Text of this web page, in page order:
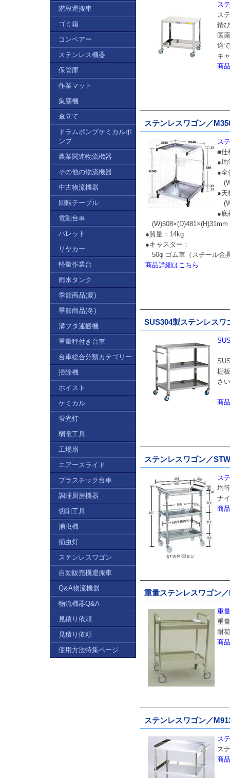
ス
ス
錆
医
適
キ
商
ステンレスワゴン／
ス
■仕
●均
●全
●天
●底
(W)508×(D)481×(H)31mm
●質量：14kg
●キャスター：
50φ ゴム車（スチール金
商品詳細はこちら
SUS304製ステンレスワ
棚
さ
商
ステンレスワゴン／
ス
均
ナ
商
重量ステンレスワゴン
重
重
耐
商
ステンレスワゴン／
ス
ス
商
階段運搬車
ゴミ箱
コンベアー
ステンレス機器
保管庫
作業マット
集塵機
傘立て
ドラムポンプケミカルポ
ンプ
農業関連物流機器
その他の物流機器
中古物流機器
回転テーブル
電動台車
パレット
リヤカー
軽量作業台
雨水タンク
季節商品(夏)
季節商品(冬)
溝フタ運搬機
重量秤付き台車
台車総合分類カテゴリー
掃除機
ホイスト
ケミカル
蛍光灯
弱電工具
工場扇
エアースライド
プラスチック台車
調理厨房機器
切削工具
捕虫機
捕虫灯
ステンレスワゴン
自動販売機運搬車
Q&A物流機器
物流機器Q&A
見積り依頼
見積り依頼
使用方法特集ページ